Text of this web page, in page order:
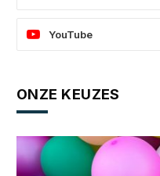
YouTube
ONZE KEUZES